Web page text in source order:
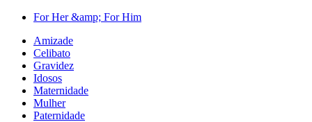
For Her &amp; For Him
Amizade
Celibato
Gravidez
Idosos
Maternidade
Mulher
Paternidade